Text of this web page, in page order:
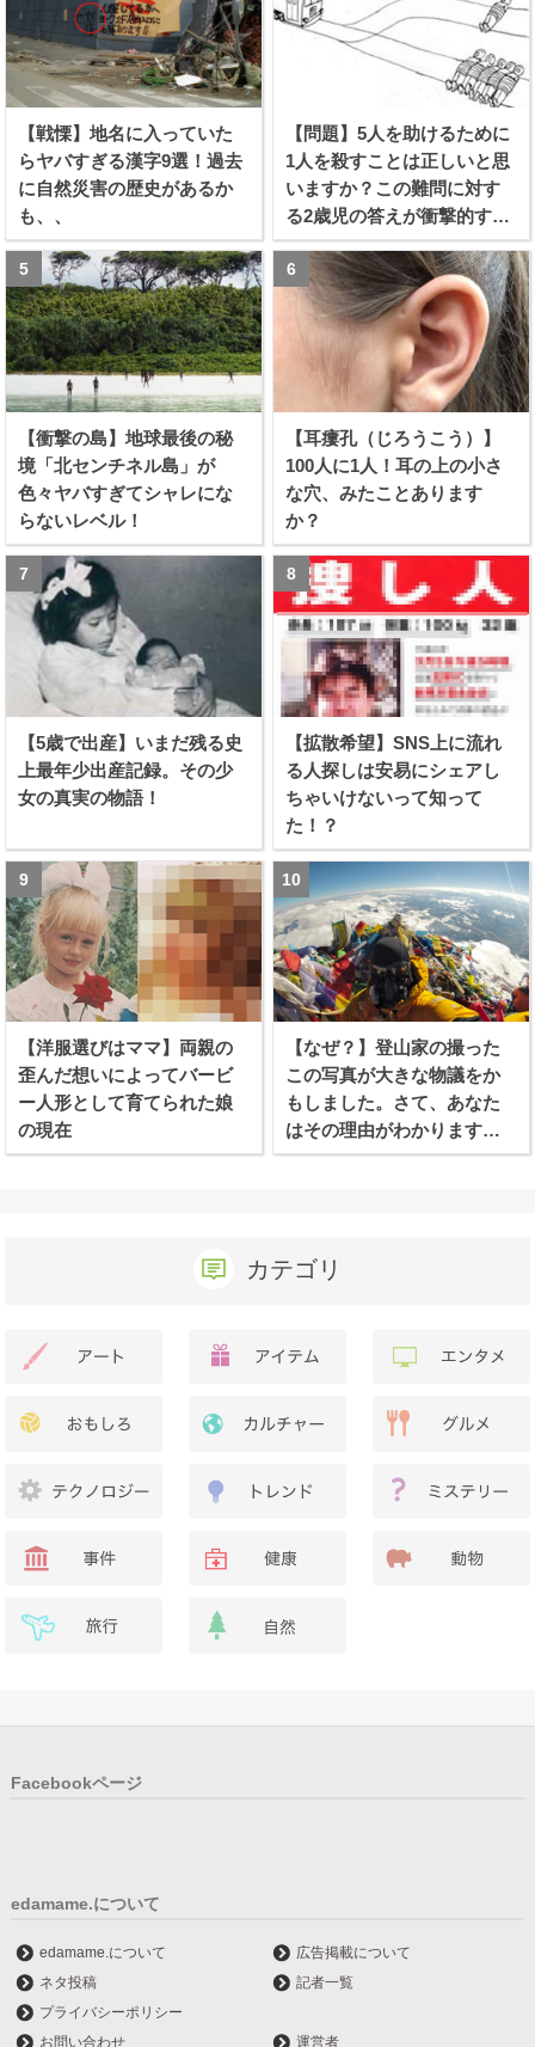
【戦慄】地名に入っていた
らヤバすぎる漢字9選！過去
に自然災害の歴史があるか
も、、
【問題】5人を助けるために
1人を殺すことは正しいと思
いますか？この難問に対す
る2歳児の答えが衝撃的すぎ
る！！
【衝撃の島】地球最後の秘
境「北センチネル島」が
色々ヤバすぎてシャレにな
らないレベル！
【耳瘻孔（じろうこう）】
100人に1人！耳の上の小さ
な穴、みたことあります
か？
【5歳で出産】いまだ残る史
上最年少出産記録。その少
女の真実の物語！
【拡散希望】SNS上に流れ
る人探しは安易にシェアし
ちゃいけないって知って
た！？
【洋服選びはママ】両親の
歪んだ想いによってバービ
ー人形として育てられた娘
の現在
【なぜ？】登山家の撮った
この写真が大きな物議をか
もしました。さて、あなた
はその理由がわかります
か？
カテゴリ
Facebookページ
edamame.について
edamame.について
広告掲載について
ネタ投稿
記者一覧
プライバシーポリシー
お問い合わせ
運営者